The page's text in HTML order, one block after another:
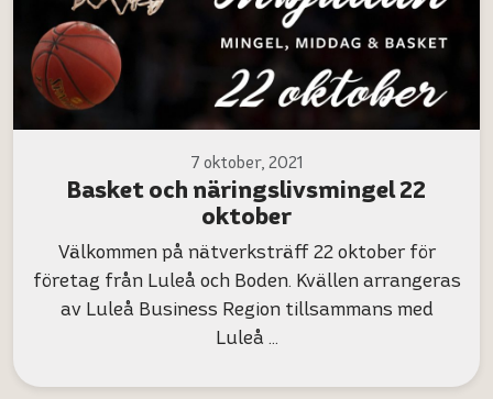
7 oktober, 2021
Basket och näringslivsmingel 22
oktober
Välkommen på nätverksträff 22 oktober för
företag från Luleå och Boden. Kvällen arrangeras
av Luleå Business Region tillsammans med
Luleå …